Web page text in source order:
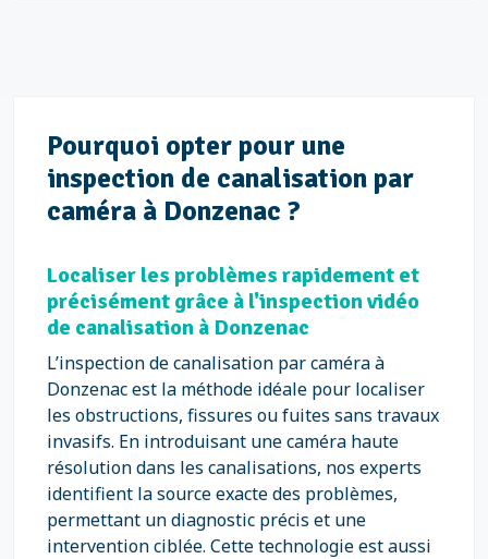
Pourquoi opter pour une
inspection de canalisation par
caméra à Donzenac ?
Localiser les problèmes rapidement et
précisément grâce à l'inspection vidéo
de canalisation à Donzenac
L’inspection de canalisation par caméra à
Donzenac est la méthode idéale pour localiser
les obstructions, fissures ou fuites sans travaux
invasifs. En introduisant une caméra haute
résolution dans les canalisations, nos experts
identifient la source exacte des problèmes,
permettant un diagnostic précis et une
intervention ciblée. Cette technologie est aussi